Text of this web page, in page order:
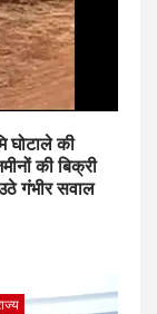
घोटाले की
की बिक्री
गंभीर सवाल